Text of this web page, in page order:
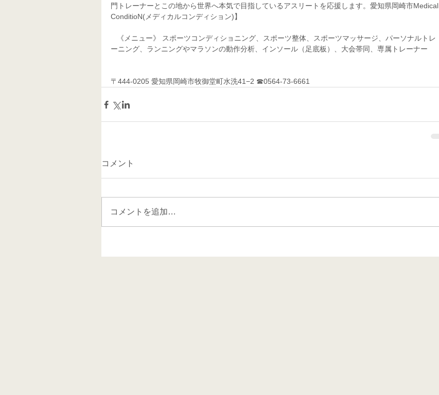
門トレーナーとこの地から世界へ本気で目指しているアスリートを応援します。愛知県岡崎市Medical
ConditioN(メディカルコンディション)】
ーニング、ランニングやマラソンの動作分析、インソール（足底板）、大会帯同、専属トレーナー
〒444-0205 愛知県岡崎市牧御堂町水洗41−2 ☎0564-73-6661
コメント
コメントを追加…